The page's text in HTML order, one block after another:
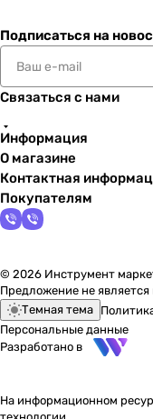
Подписаться на
Связаться с нами
Информация
О магазине
Контактная
Покупателям
© 2026 Инструмент
Предложение не
Темная тема
Персональные данные
Разработано в
На информационном